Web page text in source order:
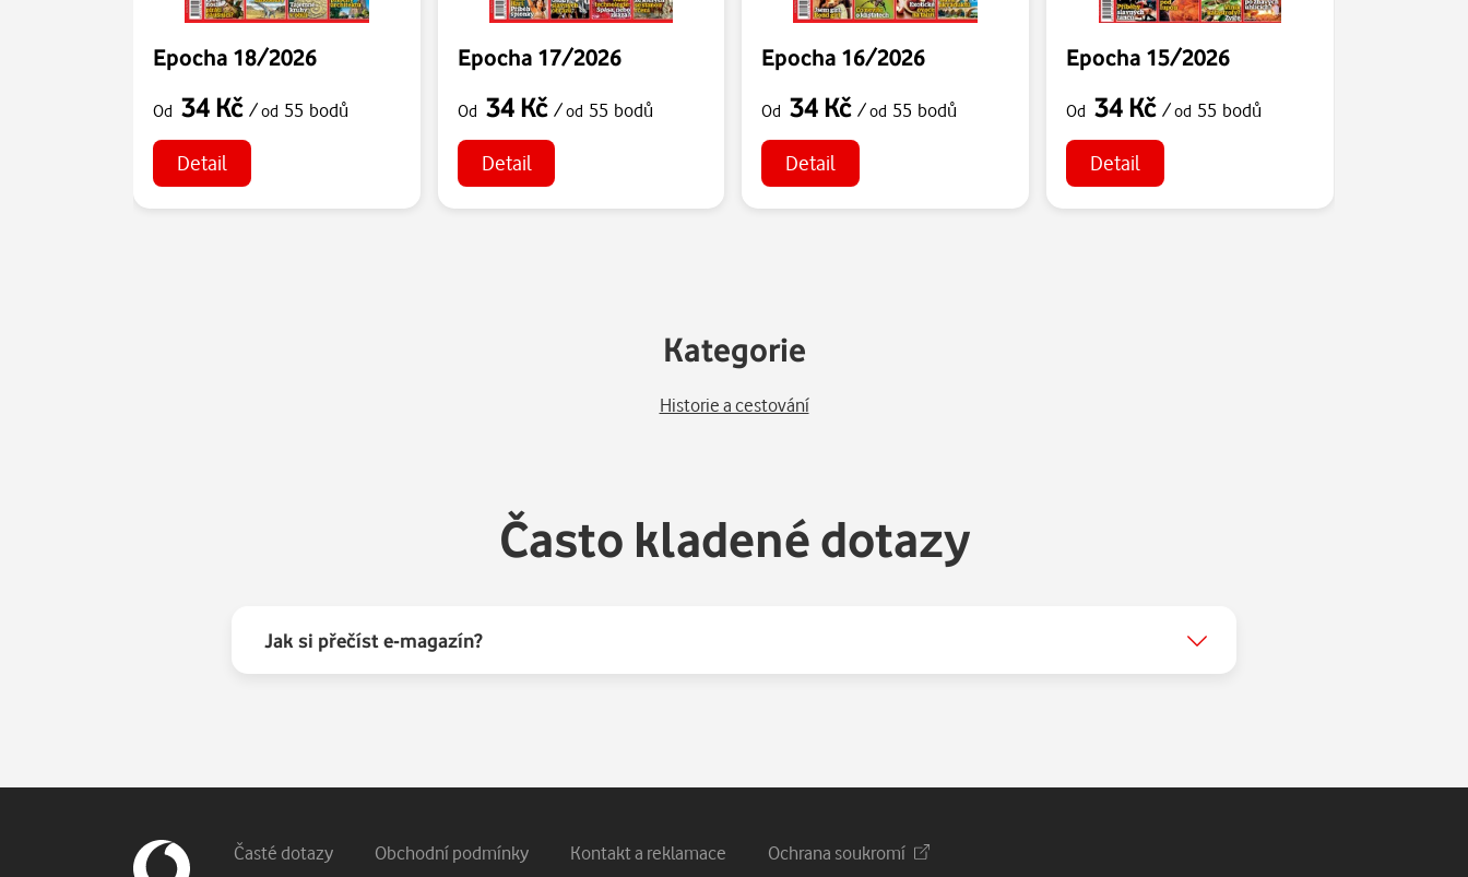
Epocha 18/2026
Od 34 Kč /od 55 bodů
Detail
Epocha 17/2026
Od 34 Kč /od 55 bodů
Detail
Epocha 16/2026
Od 34 Kč/od 55 bodů
Detail
Epocha 15/2026
Od 34 Kč/od 55 bodů
Detail
Kategorie
Historie a cestování
Často kladené dotazy
Jak si přečíst e-magazín?
Vedlejší navigace
Časté dotazy Obchodní podmínky Kontakt a reklamace Ochrana soukromí